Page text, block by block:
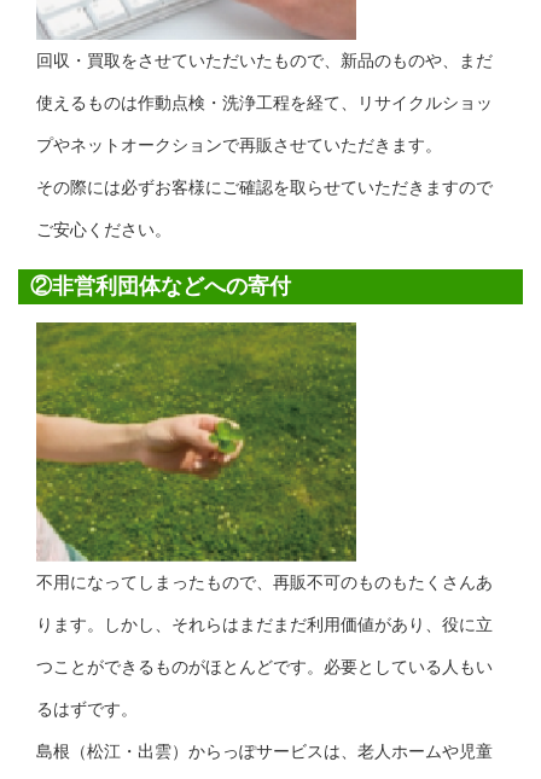
回収・買取をさせていただいたもので、新品のものや、まだ
使えるものは作動点検・洗浄工程を経て、リサイクルショッ
プやネットオークションで再販させていただきます。
その際には必ずお客様にご確認を取らせていただきますので
ご安心ください。
②非営利団体などへの寄付
不用になってしまったもので、再販不可のものもたくさんあ
ります。しかし、それらはまだまだ利用価値があり、役に立
つことができるものがほとんどです。必要としている人もい
るはずです。
島根（松江・出雲）からっぽサービスは、老人ホームや児童